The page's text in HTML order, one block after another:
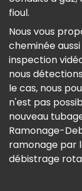
fioul.
Nous vous
cheminée
inspection
nous
le cas, nous
n'est pas
nouveau
Ramonage-
ramonage par
débistrage